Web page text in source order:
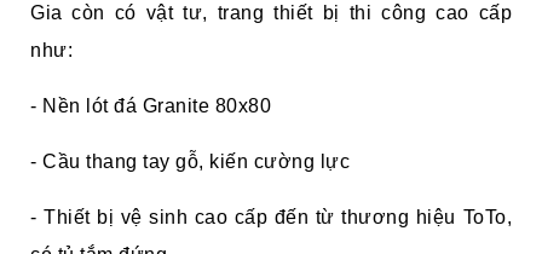
Gia còn có vật tư, trang thiết bị thi công cao cấp
như:
- Nền lót đá Granite 80x80
- Cầu thang tay gỗ, kiến cường lực
- Thiết bị vệ sinh cao cấp đến từ thương hiệu ToTo,